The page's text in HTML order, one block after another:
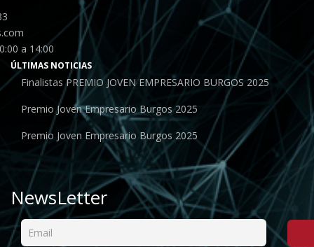
a 14:00
ÚLTIMAS NOTICIAS
Finalistas PREMIO JOVEN EMPRESARIO BURGOS 2025
Premio Joven Empresario Burgos 2025
Premio Joven Empresario Burgos 2025
NewsLetter